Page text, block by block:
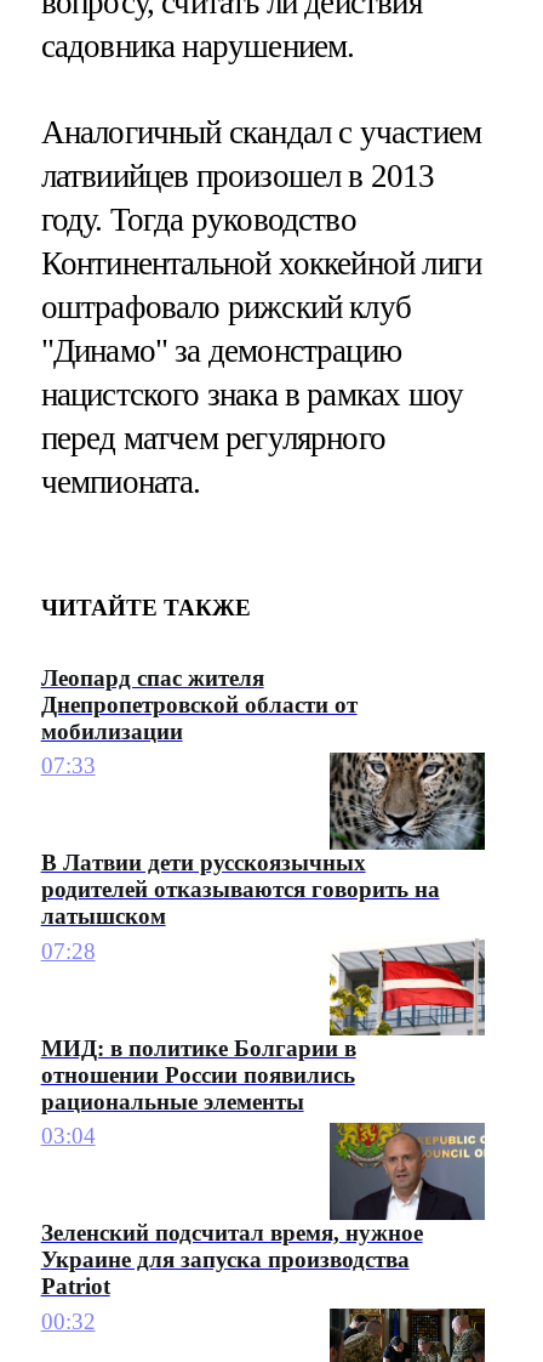
садовника нарушением.
Аналогичный скандал с участием
латвиийцев произошел в 2013
году. Тогда руководство
Континентальной хоккейной лиги
оштрафовало рижский клуб
"Динамо" за демонстрацию
нацистского знака в рамках шоу
перед матчем регулярного
чемпионата.
ЧИТАЙТЕ ТАКЖЕ
Леопард спас жителя
Днепропетровской области от
мобилизации
07:33
В Латвии дети русскоязычных
родителей отказываются говорить на
латышском
07:28
МИД: в политике Болгарии в
отношении России появились
рациональные элементы
03:04
Зеленский подсчитал время, нужное
Украине для запуска производства
Patriot
00:32